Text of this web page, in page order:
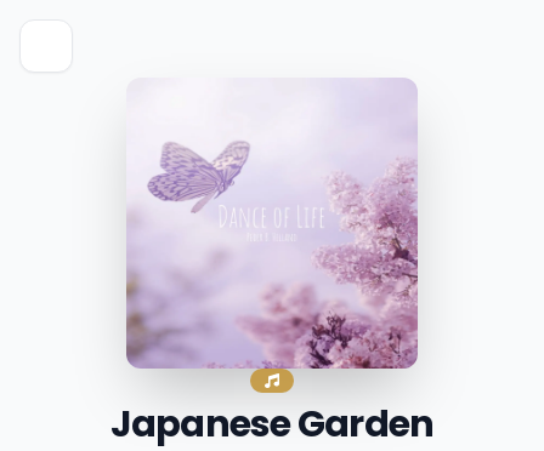
Japanese Garden